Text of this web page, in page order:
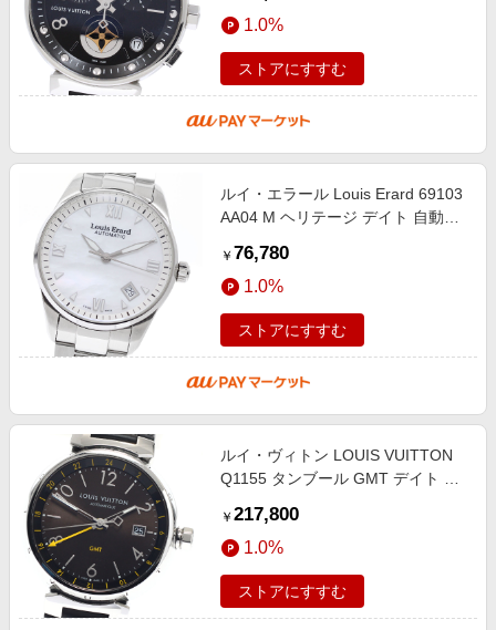
1.0%
ストアにすすむ
ルイ・エラール Louis Erard 69103
AA04 M ヘリテージ デイト 自動巻
￥ 76,780
1.0%
ストアにすすむ
ルイ・ヴィトン LOUIS VUITTON
Q1155 タンブール GMT デイト 自
_957729
￥ 217,800
1.0%
ストアにすすむ